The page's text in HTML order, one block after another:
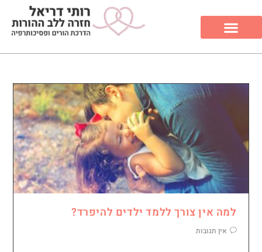
למה אין צורך ללמד ילדים להיפרד?
אין תגובות